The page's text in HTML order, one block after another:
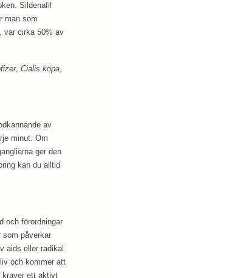
Sildenafil
man som
var cirka 50% av
, Cialis köpa
av
minut. Om
ger den
kan du alltid
och förordningar
som påverkar
aids eller radikal
och kommer att
kraver ett aktivt